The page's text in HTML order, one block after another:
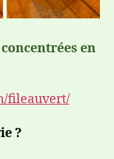
en
fileauvert/
?